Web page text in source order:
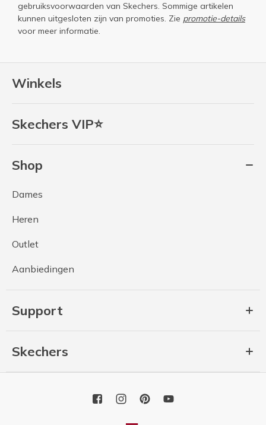
Winkels
Skechers VIP⭐
Shop
Dames
Heren
Outlet
Aanbiedingen
Support
Skechers
gebruiksvoorwaarden van Skechers. Sommige artikelen
kunnen uitgesloten zijn van promoties. Zie promotie-details
voor meer informatie.